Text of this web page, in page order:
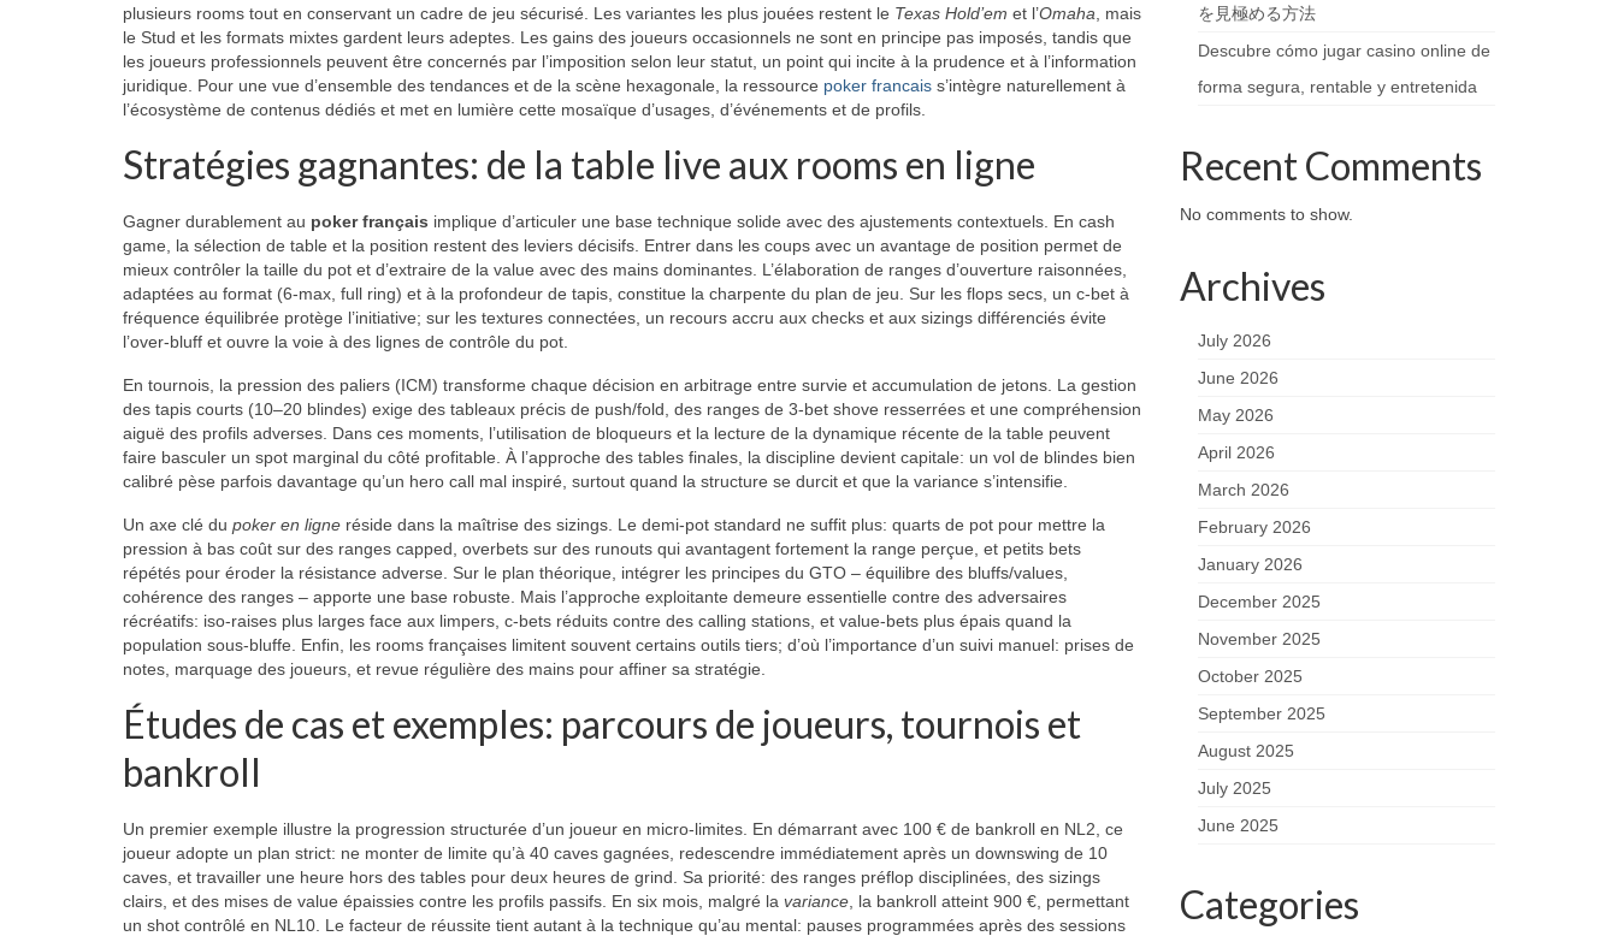
plusieurs rooms tout en conservant un cadre de jeu sécurisé. Les variantes les plus jouées restent le Texas Hold’em et l’Omaha , mais
le Stud et les formats mixtes gardent leurs adeptes. Les gains des joueurs occasionnels ne sont en principe pas imposés, tandis que
les joueurs professionnels peuvent être concernés par l’imposition selon leur statut, un point qui incite à la prudence et à l’information
juridique. Pour une vue d’ensemble des tendances et de la scène hexagonale, la ressource poker francais s’intègre naturellement à
l’écosystème de contenus dédiés et met en lumière cette mosaïque d’usages, d’événements et de profils.
Stratégies gagnantes: de la table live aux rooms en ligne
Gagner durablement au poker français implique d’articuler une base technique solide avec des ajustements contextuels. En cash
game, la sélection de table et la position restent des leviers décisifs. Entrer dans les coups avec un avantage de position permet de
mieux contrôler la taille du pot et d’extraire de la value avec des mains dominantes. L’élaboration de ranges d’ouverture raisonnées,
adaptées au format (6-max, full ring) et à la profondeur de tapis, constitue la charpente du plan de jeu. Sur les flops secs, un c-bet à
fréquence équilibrée protège l’initiative; sur les textures connectées, un recours accru aux checks et aux sizings différenciés évite
l’over-bluff et ouvre la voie à des lignes de contrôle du pot.
En tournois, la pression des paliers (ICM) transforme chaque décision en arbitrage entre survie et accumulation de jetons. La gestion
des tapis courts (10–20 blindes) exige des tableaux précis de push/fold, des ranges de 3-bet shove resserrées et une compréhension
aiguë des profils adverses. Dans ces moments, l’utilisation de bloqueurs et la lecture de la dynamique récente de la table peuvent
faire basculer un spot marginal du côté profitable. À l’approche des tables finales, la discipline devient capitale: un vol de blindes bien
calibré pèse parfois davantage qu’un hero call mal inspiré, surtout quand la structure se durcit et que la variance s’intensifie.
Un axe clé du poker en ligne réside dans la maîtrise des sizings. Le demi-pot standard ne suffit plus: quarts de pot pour mettre la
pression à bas coût sur des ranges capped, overbets sur des runouts qui avantagent fortement la range perçue, et petits bets
répétés pour éroder la résistance adverse. Sur le plan théorique, intégrer les principes du GTO – équilibre des bluffs/values,
cohérence des ranges – apporte une base robuste. Mais l’approche exploitante demeure essentielle contre des adversaires
récréatifs: iso-raises plus larges face aux limpers, c-bets réduits contre des calling stations, et value-bets plus épais quand la
population sous-bluffe. Enfin, les rooms françaises limitent souvent certains outils tiers; d’où l’importance d’un suivi manuel: prises de
notes, marquage des joueurs, et revue régulière des mains pour affiner sa stratégie.
Études de cas et exemples: parcours de joueurs, tournois et
bankroll
Un premier exemple illustre la progression structurée d’un joueur en micro-limites. En démarrant avec 100 € de bankroll en NL2, ce
joueur adopte un plan strict: ne monter de limite qu’à 40 caves gagnées, redescendre immédiatement après un downswing de 10
caves, et travailler une heure hors des tables pour deux heures de grind. Sa priorité: des ranges préflop disciplinées, des sizings
clairs, et des mises de value épaissies contre les profils passifs. En six mois, malgré la variance , la bankroll atteint 900 €, permettant
un shot contrôlé en NL10. Le facteur de réussite tient autant à la technique qu’au mental: pauses programmées après des sessions
を見極める方法
Descubre cómo jugar casino online de
forma segura, rentable y entretenida
Recent Comments
No comments to show.
Archives
July 2026
June 2026
May 2026
April 2026
March 2026
February 2026
January 2026
December 2025
November 2025
October 2025
September 2025
August 2025
July 2025
June 2025
Categories